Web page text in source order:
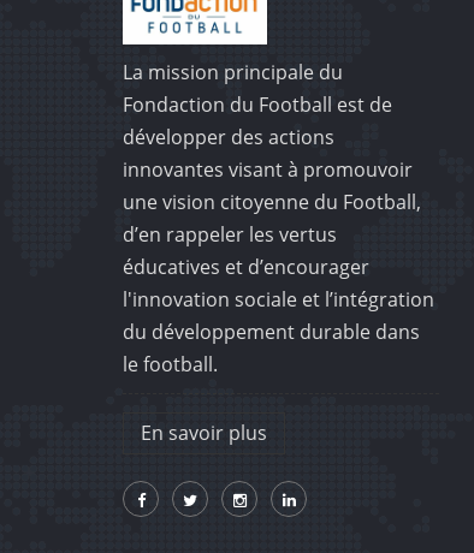
La mission principale du
Fondaction du Football est de
développer des actions
innovantes visant à promouvoir
une vision citoyenne du Football,
d’en rappeler les vertus
éducatives et d’encourager
l'innovation sociale et l’intégration
du développement durable dans
le football.
En savoir plus